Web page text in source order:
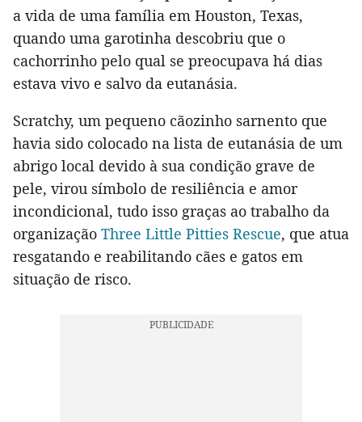
a vida de uma família em Houston, Texas,
quando uma garotinha descobriu que o
cachorrinho pelo qual se preocupava há dias
estava vivo e salvo da eutanásia.
Scratchy, um pequeno cãozinho sarnento que
havia sido colocado na lista de eutanásia de um
abrigo local devido à sua condição grave de
pele, virou símbolo de resiliência e amor
incondicional, tudo isso graças ao trabalho da
organização Three Little Pitties Rescue, que atua
resgatando e reabilitando cães e gatos em
situação de risco.